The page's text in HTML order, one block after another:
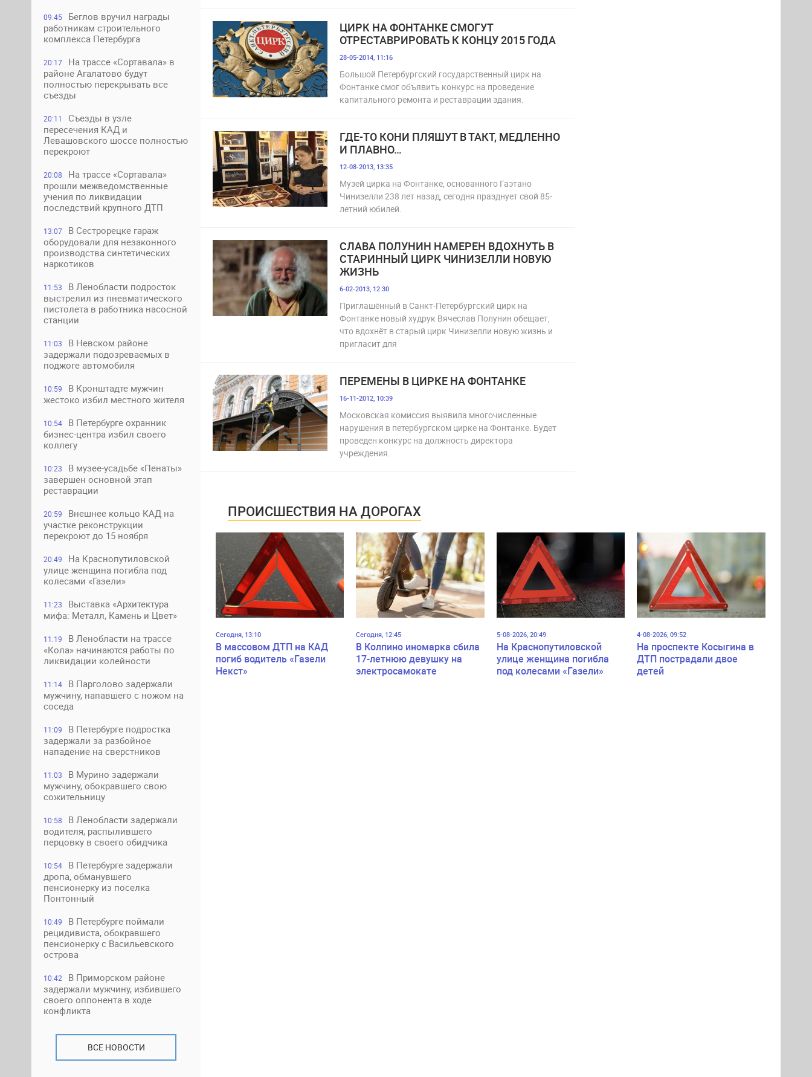
09:45
Беглов вручил награды
работникам строительного
комплекса Петербурга
20:17
На трассе «Сортавала» в
районе Агалатово будут
полностью перекрывать все
съезды
20:11
Съезды в узле
пересечения КАД и
Левашовского шоссе полностью
перекроют
20:08
На трассе «Сортавала»
прошли межведомственные
учения по ликвидации
последствий крупного ДТП
13:07
В Сестрорецке гараж
оборудовали для незаконного
производства синтетических
наркотиков
11:53
В Ленобласти подросток
выстрелил из пневматического
пистолета в работника насосной
станции
11:03
В Невском районе
задержали подозреваемых в
поджоге автомобиля
10:59
В Кронштадте мужчин
жестоко избил местного жителя
10:54
В Петербурге охранник
бизнес-центра избил своего
коллегу
10:23
В музее-усадьбе «Пенаты»
завершен основной этап
реставрации
20:59
Внешнее кольцо КАД на
участке реконструкции
перекроют до 15 ноября
20:49
На Краснопутиловской
улице женщина погибла под
колесами «Газели»
11:23
Выставка «Архитектура
мифа: Металл, Камень и Цвет»
11:19
В Ленобласти на трассе
«Кола» начинаются работы по
ликвидации колейности
11:14
В Парголово задержали
мужчину, напавшего с ножом на
соседа
11:09
В Петербурге подростка
задержали за разбойное
нападение на сверстников
11:03
В Мурино задержали
мужчину, обокравшего свою
сожительницу
10:58
В Ленобласти задержали
водителя, распылившего
перцовку в своего обидчика
10:54
В Петербурге задержали
дропа, обманувшего
пенсионерку из поселка
Понтонный
10:49
В Петербурге поймали
рецидивиста, обокравшего
пенсионерку с Васильевского
острова
10:42
В Приморском районе
задержали мужчину, избившего
своего оппонента в ходе
конфликта
ВСЕ НОВОСТИ
ЦИРК НА ФОНТАНКЕ СМОГУТ
ОТРЕСТАВРИРОВАТЬ К КОНЦУ 2015 ГОДА
28-05-2014, 11:16
Большой Петербургский государственный цирк на
Фонтанке смог объявить конкурс на проведение
капитального ремонта и реставрации здания.
ГДЕ-ТО КОНИ ПЛЯШУТ В ТАКТ, МЕДЛЕННО
И ПЛАВНО…
12-08-2013, 13:35
Музей цирка на Фонтанке, основанного Гаэтано
Чинизелли 238 лет назад, сегодня празднует свой 85-
летний юбилей.
СЛАВА ПОЛУНИН НАМЕРЕН ВДОХНУТЬ В
СТАРИННЫЙ ЦИРК ЧИНИЗЕЛЛИ НОВУЮ
ЖИЗНЬ
6-02-2013, 12:30
Приглашённый в Санкт-Петербургский цирк на
Фонтанке новый худрук Вячеслав Полунин обещает,
что вдохнёт в старый цирк Чинизелли новую жизнь и
пригласит для
ПЕРЕМЕНЫ В ЦИРКЕ НА ФОНТАНКЕ
16-11-2012, 10:39
Московская комиссия выявила многочисленные
нарушения в петербургском цирке на Фонтанке. Будет
проведен конкурс на должность директора
учреждения.
ПРОИСШЕСТВИЯ НА ДОРОГАХ
Сегодня, 13:10
В массовом ДТП на КАД
погиб водитель «Газели
Некст»
Сегодня, 12:45
В Колпино иномарка сбила
17-летнюю девушку на
электросамокате
5-08-2026, 20:49
На Краснопутиловской
улице женщина погибла
под колесами «Газели»
4-08-2026, 09:52
На проспекте Косыгина в
ДТП пострадали двое
детей